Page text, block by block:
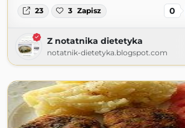
23 3 Zapisz 0
Z notatnika dietetyka
notatnik-dietetyka.blogspot.com